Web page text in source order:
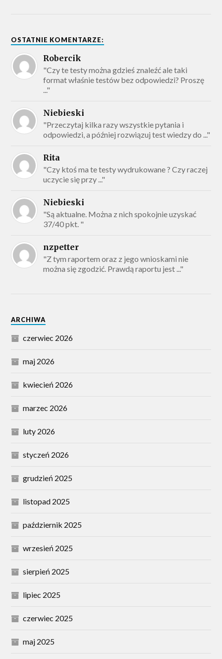
OSTATNIE KOMENTARZE:
Robercik
"Czy te testy można gdzieś znaleźć ale taki
format właśnie testów bez odpowiedzi? Proszę
..."
Niebieski
"Przeczytaj kilka razy wszystkie pytania i
odpowiedzi, a później rozwiązuj test wiedzy do ..."
Rita
"Czy ktoś ma te testy wydrukowane ? Czy raczej
uczycie się przy ..."
Niebieski
"Są aktualne. Można z nich spokojnie uzyskać
37/40 pkt. "
nzpetter
"Z tym raportem oraz z jego wnioskami nie
można się zgodzić. Prawdą raportu jest ..."
ARCHIWA
czerwiec 2026
maj 2026
kwiecień 2026
marzec 2026
luty 2026
styczeń 2026
grudzień 2025
listopad 2025
październik 2025
wrzesień 2025
sierpień 2025
lipiec 2025
czerwiec 2025
maj 2025